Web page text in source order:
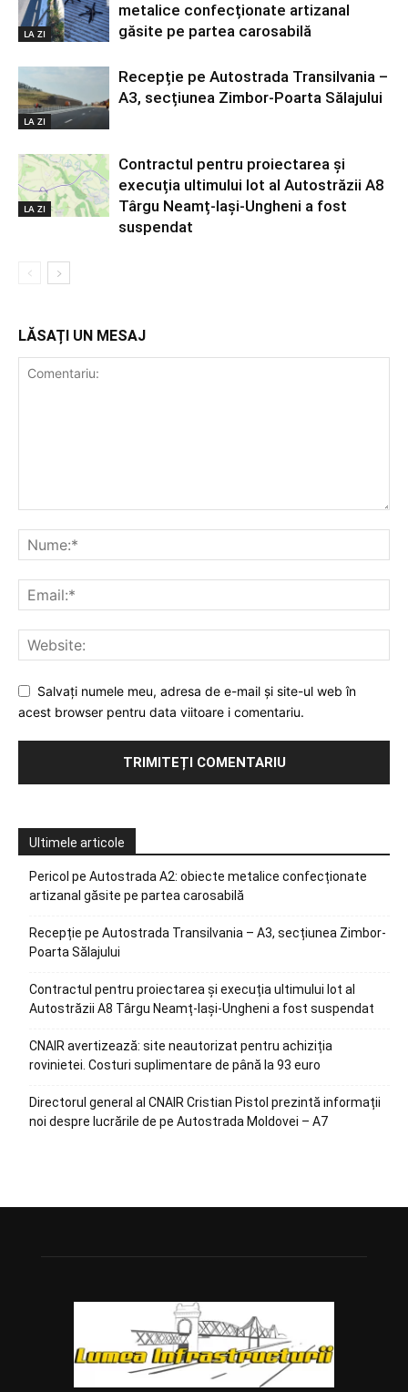
LA ZI
metalice confecționate artizanal
găsite pe partea carosabilă
LA ZI
Recepție pe Autostrada Transilvania –
A3, secțiunea Zimbor-Poarta Sălajului
LA ZI
Contractul pentru proiectarea și
execuția ultimului lot al Autostrăzii A8
Târgu Neamț-Iași-Ungheni a fost
suspendat
LĂSAȚI UN MESAJ
Salvați numele meu, adresa de e-mail și site-ul web în
acest browser pentru data viitoare i comentariu.
Ultimele articole
Pericol pe Autostrada A2: obiecte metalice confecționate
artizanal găsite pe partea carosabilă
Recepție pe Autostrada Transilvania – A3, secțiunea Zimbor-
Poarta Sălajului
Contractul pentru proiectarea și execuția ultimului lot al
Autostrăzii A8 Târgu Neamț-Iași-Ungheni a fost suspendat
CNAIR avertizează: site neautorizat pentru achiziția
rovinietei. Costuri suplimentare de până la 93 euro
Directorul general al CNAIR Cristian Pistol prezintă informații
noi despre lucrările de pe Autostrada Moldovei – A7